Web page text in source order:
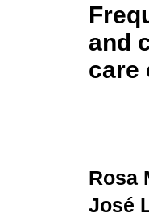
and
care
Rosa
José